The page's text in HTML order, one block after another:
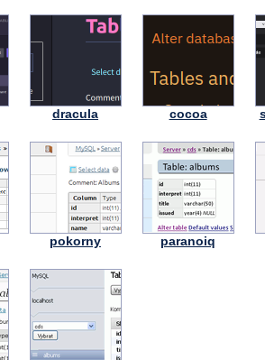
dracula cocoa
pokorny paranoiq